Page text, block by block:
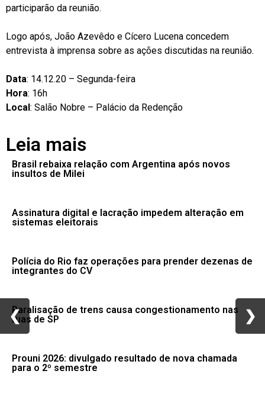
participarão da reunião.
Logo após, João Azevêdo e Cícero Lucena concedem
entrevista à imprensa sobre as ações discutidas na reunião.
Data: 14.12.20 – Segunda-feira
Hora: 16h
Local: Salão Nobre – Palácio da Redenção
Leia mais
Brasil rebaixa relação com Argentina após novos
insultos de Milei
Assinatura digital e lacração impedem alteração em
sistemas eleitorais
Polícia do Rio faz operações para prender dezenas de
integrantes do CV
Paralisação de trens causa congestionamento nas
ruas de SP
Prouni 2026: divulgado resultado de nova chamada
para o 2º semestre
❮ ❯
❮ ❯